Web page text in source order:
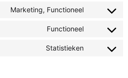
Marketing, Functioneel
Functioneel
Statistieken